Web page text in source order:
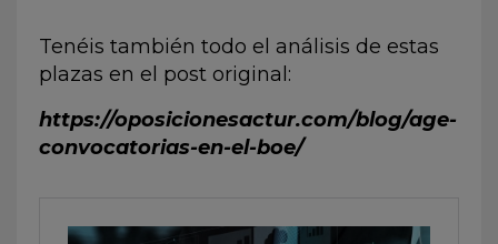
Tenéis también todo el análisis de estas
plazas en el post original:
https://oposicionesactur.com/blog/age-
convocatorias-en-el-boe/